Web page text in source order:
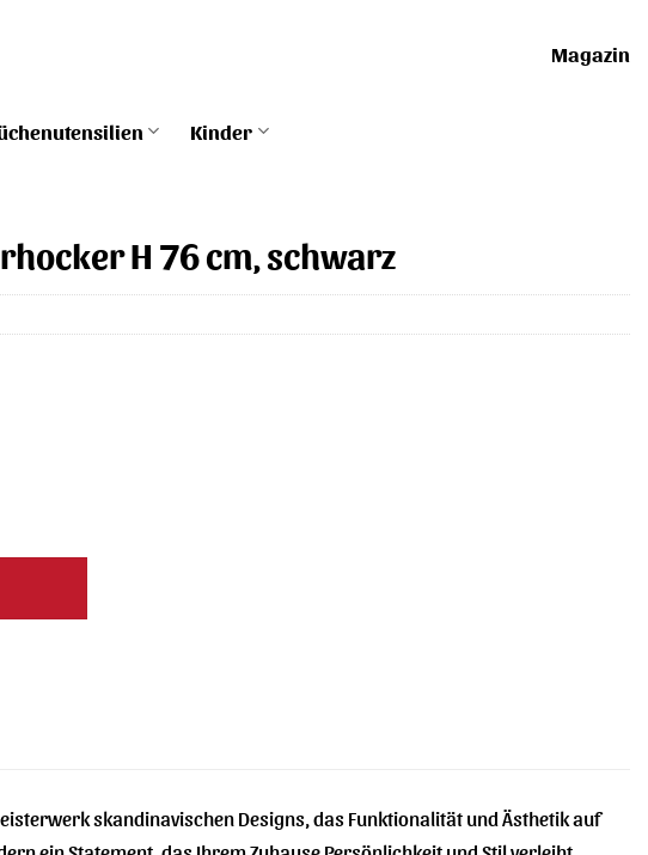
Magazin
Kinder
H 76 cm, schwarz
€.
skandinavischen Designs, das Funktionalität und Ästhetik auf